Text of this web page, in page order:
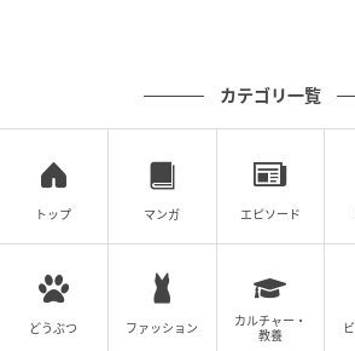
カテゴリ一覧
トップ マンガ エピソード
どうぶつ ファッション
カルチャー・
教養